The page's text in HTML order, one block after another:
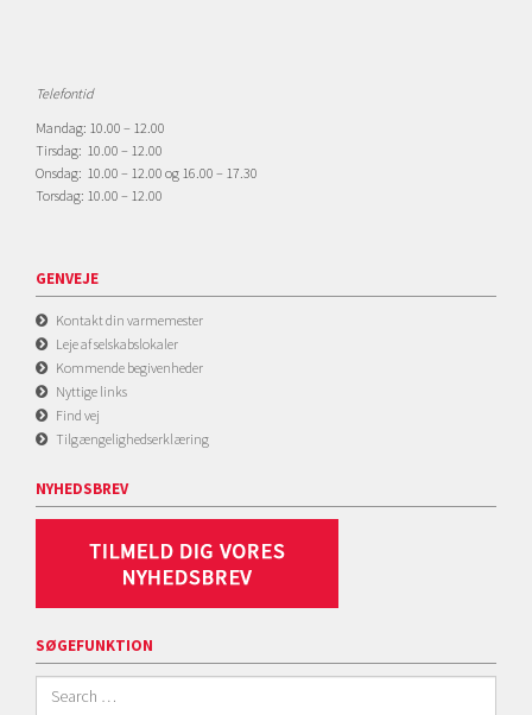
Telefontid
Mandag: 10.00 – 12.00
Tirsdag: 10.00 – 12.00
Onsdag: 10.00 – 12.00 og 16.00 – 17.30
Torsdag: 10.00 – 12.00
GENVEJE
Kontakt din varmemester
Leje af selskabslokaler
Kommende begivenheder
Nyttige links
Find vej
Tilgængelighedserklæring
NYHEDSBREV
SØGEFUNKTION